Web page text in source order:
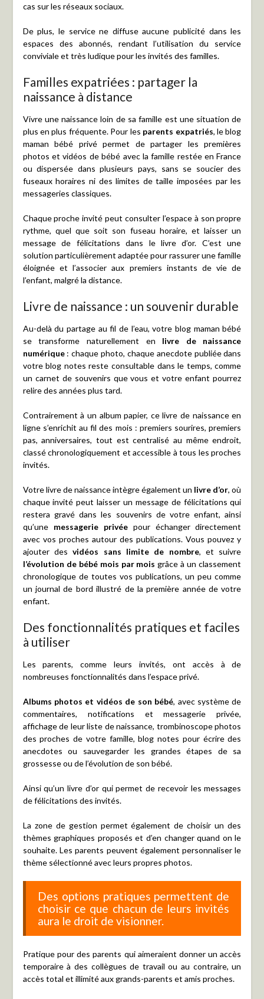
cas sur les réseaux sociaux.
De plus, le service ne diffuse aucune publicité dans les
espaces des abonnés, rendant l’utilisation du service
conviviale et très ludique pour les invités des familles.
Familles expatriées : partager la
naissance à distance
Vivre une naissance loin de sa famille est une situation de
plus en plus fréquente. Pour les parents expatriés, le blog
maman bébé privé permet de partager les premières
photos et vidéos de bébé avec la famille restée en France
ou dispersée dans plusieurs pays, sans se soucier des
fuseaux horaires ni des limites de taille imposées par les
messageries classiques.
Chaque proche invité peut consulter l’espace à son propre
rythme, quel que soit son fuseau horaire, et laisser un
message de félicitations dans le livre d’or. C’est une
solution particulièrement adaptée pour rassurer une famille
éloignée et l’associer aux premiers instants de vie de
l’enfant, malgré la distance.
Livre de naissance : un souvenir durable
Au-delà du partage au fil de l’eau, votre blog maman bébé
se transforme naturellement en livre de naissance
numérique: chaque photo, chaque anecdote publiée dans
votre blog notes reste consultable dans le temps, comme
un carnet de souvenirs que vous et votre enfant pourrez
relire des années plus tard.
Contrairement à un album papier, ce livre de naissance en
ligne s’enrichit au fil des mois : premiers sourires, premiers
pas, anniversaires, tout est centralisé au même endroit,
classé chronologiquement et accessible à tous les proches
invités.
Votre livre de naissance intègre également un livre d’or, où
chaque invité peut laisser un message de félicitations qui
restera gravé dans les souvenirs de votre enfant, ainsi
qu’une messagerie privéepour échanger directement
avec vos proches autour des publications. Vous pouvez y
ajouter desvidéos sans limite de nombre, et suivre
l’évolution de bébé mois par mois grâce à un classement
chronologique de toutes vos publications, un peu comme
un journal de bord illustré de la première année de votre
enfant.
Des fonctionnalités pratiques et faciles
à utiliser
Les parents, comme leurs invités, ont accès à de
nombreuses fonctionnalités dans l’espace privé.
Albums photos et vidéos de son bébé, avec système de
commentaires, notifications et messagerie privée,
affichage de leur liste de naissance, trombinoscope photos
des proches de votre famille, blog notes pour écrire des
anecdotes ou sauvegarder les grandes étapes de sa
grossesse ou de l’évolution de son bébé.
Ainsi qu’un livre d’or qui permet de recevoir les messages
de félicitations des invités.
La zone de gestion permet également de choisir un des
thèmes graphiques proposés et d’en changer quand on le
souhaite. Les parents peuvent également personnaliser le
thème sélectionné avec leurs propres photos.
Des options pratiques permettent de
choisir ce que chacun de leurs invités
aura le droit de visionner.
Pratique pour des parents qui aimeraient donner un accès
temporaire à des collègues de travail ou au contraire, un
accès total et illimité aux grands-parents et amis proches.